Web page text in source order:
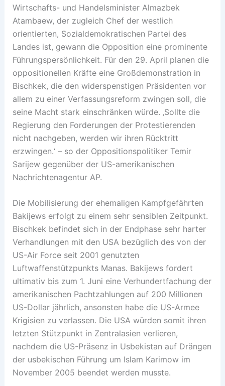
Wirtschafts- und Handelsminister Almazbek
Atambaew, der zugleich Chef der westlich
orientierten, Sozialdemokratischen Partei des
Landes ist, gewann die Opposition eine prominente
Führungspersönlichkeit. Für den 29. April planen die
oppositionellen Kräfte eine Großdemonstration in
Bischkek, die den widerspenstigen Präsidenten vor
allem zu einer Verfassungsreform zwingen soll, die
seine Macht stark einschränken würde. ‚Sollte die
Regierung den Forderungen der Protestierenden
nicht nachgeben, werden wir ihren Rücktritt
erzwingen.‘ – so der Oppositionspolitiker Temir
Sarijew gegenüber der US-amerikanischen
Nachrichtenagentur AP.
Die Mobilisierung der ehemaligen Kampfgefährten
Bakijews erfolgt zu einem sehr sensiblen Zeitpunkt.
Bischkek befindet sich in der Endphase sehr harter
Verhandlungen mit den USA bezüglich des von der
US-Air Force seit 2001 genutzten
Luftwaffenstützpunkts Manas. Bakijews fordert
ultimativ bis zum 1. Juni eine Verhundertfachung der
amerikanischen Pachtzahlungen auf 200 Millionen
US-Dollar jährlich, ansonsten habe die US-Armee
Krigisien zu verlassen. Die USA würden somit ihren
letzten Stützpunkt in Zentralasien verlieren,
nachdem die US-Präsenz in Usbekistan auf Drängen
der usbekischen Führung um Islam Karimow im
November 2005 beendet werden musste.